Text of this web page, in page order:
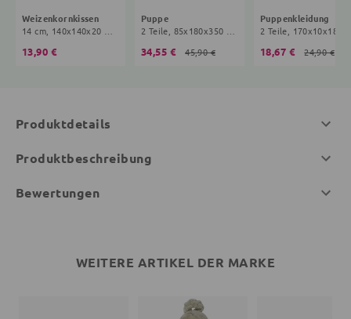
Weizenkornkissen
14 cm, 140x140x20 mm, 0+ Monate, creme
13,90 €
Puppe
2 Teile, 85x180x350 mm, 35 cm, 0+ Monate, Streifen, Punkte, bunt
34,55 € 45,90 €
Puppenkleidung
18,67 € 24,90 €
Produktdetails
Produktbeschreibung
Bewertungen
WEITERE ARTIKEL DER MARKE